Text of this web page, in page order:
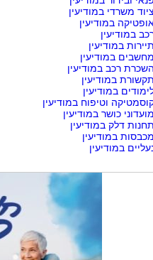
משרדי במודיעין
במודיעין
במודיעין
במודיעין
במודיעין
רכב במודיעין
במודיעין
במודיעין
וטיפוח במודיעין
כושר במודיעין
דלק במודיעין
במודיעין
במודיעין